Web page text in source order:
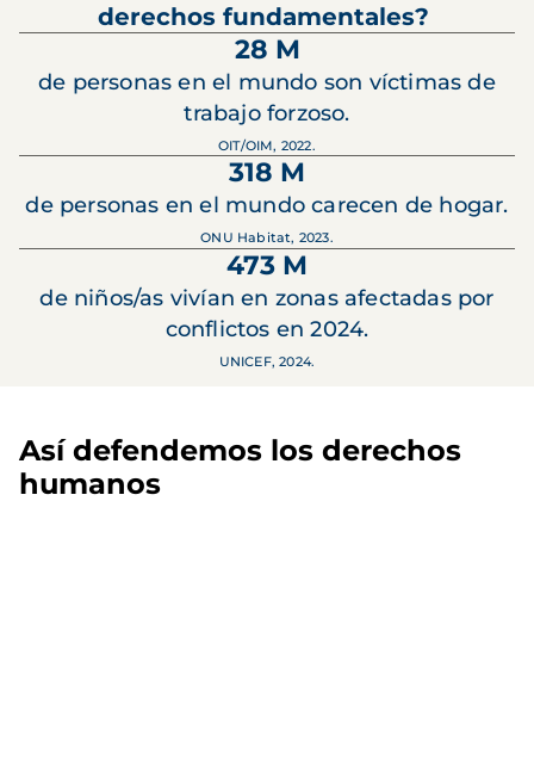
derechos fundamentales?
28 M
de personas en el mundo son víctimas de
trabajo forzoso.
OIT/OIM, 2022.
318 M
de personas en el mundo carecen de hogar.
ONU Habitat, 2023.
473 M
de niños/as vivían en zonas afectadas por
conflictos en 2024.
UNICEF, 2024.
Así defendemos los derechos
humanos